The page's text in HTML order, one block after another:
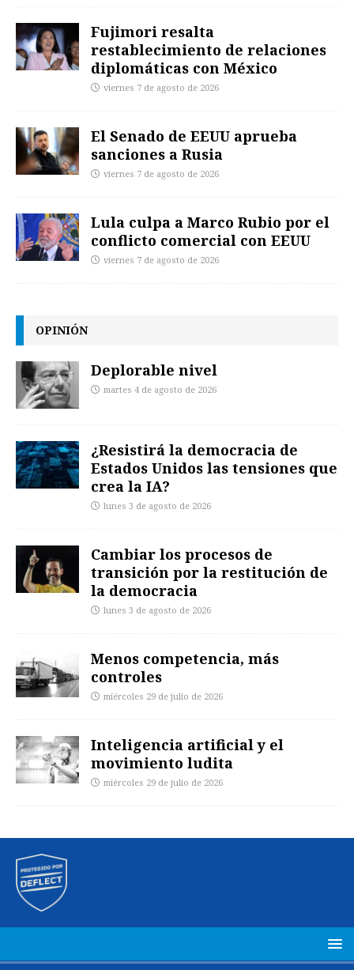
Fujimori resalta
restablecimiento de relaciones
diplomáticas con México
viernes 7 de agosto de 2026
El Senado de EEUU aprueba
sanciones a Rusia
viernes 7 de agosto de 2026
Lula culpa a Marco Rubio por el
conflicto comercial con EEUU
viernes 7 de agosto de 2026
OPINIÓN
Deplorable nivel
martes 4 de agosto de 2026
¿Resistirá la democracia de
Estados Unidos las tensiones que
crea la IA?
lunes 3 de agosto de 2026
Cambiar los procesos de
transición por la restitución de
la democracia
lunes 3 de agosto de 2026
Menos competencia, más
controles
miércoles 29 de julio de 2026
Inteligencia artificial y el
movimiento ludita
miércoles 29 de julio de 2026